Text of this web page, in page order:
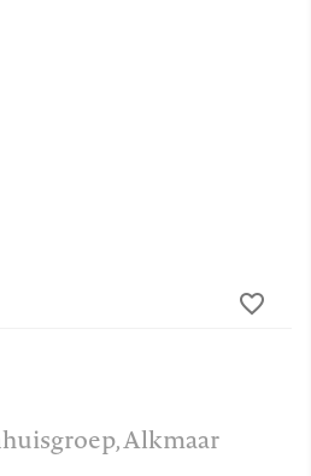
, Alkmaar